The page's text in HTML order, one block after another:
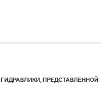
ПРЕДСТАВЛЕННОЙ